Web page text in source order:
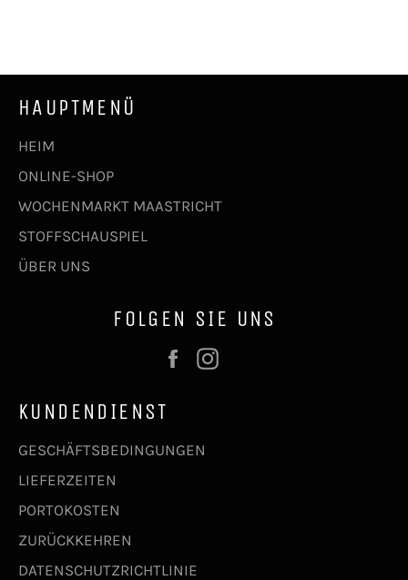
HAUPTMENÜ
HEIM
ONLINE-SHOP
WOCHENMARKT MAASTRICHT
STOFFSCHAUSPIEL
ÜBER UNS
FOLGEN SIE UNS
Facebook
KUNDENDIENST
GESCHÄFTSBEDINGUNGEN
LIEFERZEITEN
PORTOKOSTEN
ZURÜCKKEHREN
DATENSCHUTZRICHTLINIE